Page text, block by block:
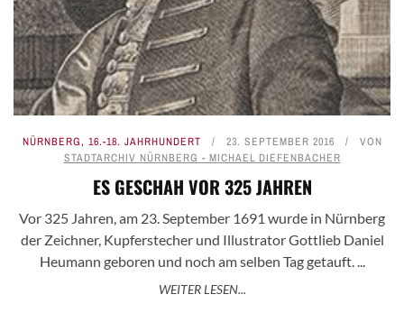
NÜRNBERG, 16.-18. JAHRHUNDERT 23. SEPTEMBER 2016
VON
STADTARCHIV NÜRNBERG - MICHAEL DIEFENBACHER
ES GESCHAH VOR 325 JAHREN
Vor 325 Jahren, am 23. September 1691 wurde in Nürnberg
der Zeichner, Kupferstecher und Illustrator Gottlieb Daniel
Heumann geboren und noch am selben Tag getauft. ...
WEITER LESEN...